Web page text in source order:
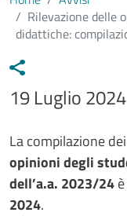
Rilevazione delle
didattiche:
Data avviso
19 Luglio 2024
Testo avviso
La compilazione
opinioni degli
dell’a.a. 2023/24
2024.